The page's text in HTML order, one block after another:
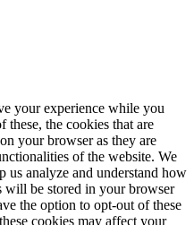
your experience while you
these, the cookies that are
your browser as they are
of the website. We
us analyze and understand how
will be stored in your browser
the option to opt-out of these
cookies may affect your